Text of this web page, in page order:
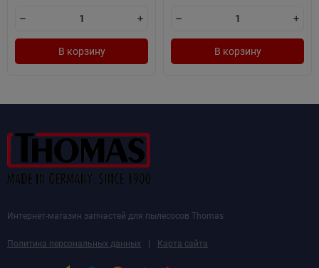
В корзину В корзину
Интернет-магазин запчастей для пылесосов Thomas
Политика персональных данных | Карта сайта